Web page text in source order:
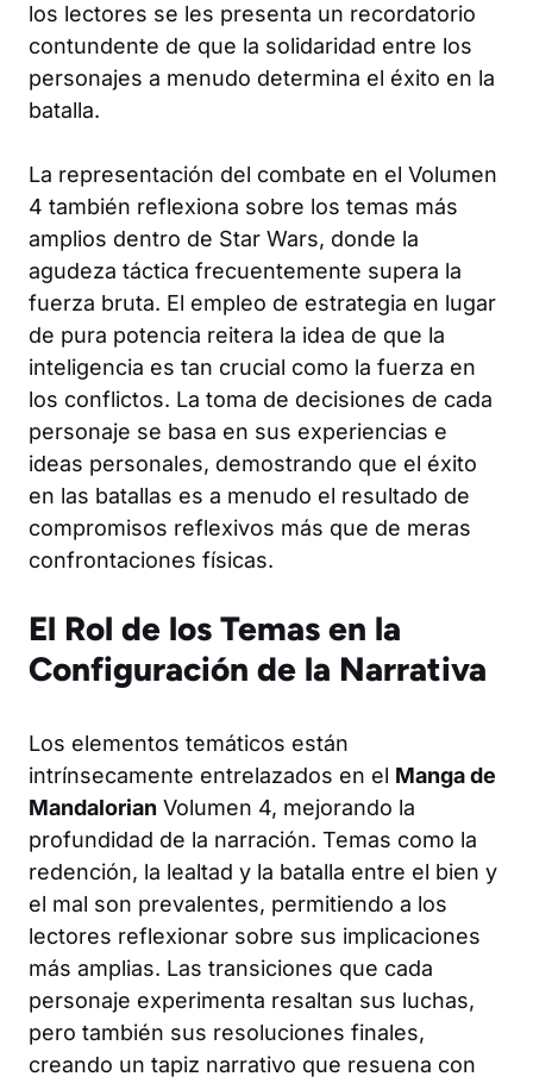
los lectores se les presenta un recordatorio
contundente de que la solidaridad entre los
personajes a menudo determina el éxito en la
batalla.
La representación del combate en el Volumen
4 también reflexiona sobre los temas más
amplios dentro de Star Wars, donde la
agudeza táctica frecuentemente supera la
fuerza bruta. El empleo de estrategia en lugar
de pura potencia reitera la idea de que la
inteligencia es tan crucial como la fuerza en
los conflictos. La toma de decisiones de cada
personaje se basa en sus experiencias e
ideas personales, demostrando que el éxito
en las batallas es a menudo el resultado de
compromisos reflexivos más que de meras
confrontaciones físicas.
El Rol de los Temas en la
Configuración de la Narrativa
Los elementos temáticos están
intrínsecamente entrelazados en el Manga de
Mandalorian Volumen 4, mejorando la
profundidad de la narración. Temas como la
redención, la lealtad y la batalla entre el bien y
el mal son prevalentes, permitiendo a los
lectores reflexionar sobre sus implicaciones
más amplias. Las transiciones que cada
personaje experimenta resaltan sus luchas,
pero también sus resoluciones finales,
creando un tapiz narrativo que resuena con